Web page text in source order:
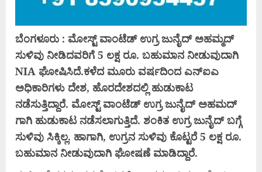
ಬೆಂಗಳೂರು : ಮೋಸ್ಟ್‌ ವಾಂಟೆಡ್‌ ಉಗ್ರ ಜುನೈದ್‌ ಅಹಮ್ಮದ್‌
ಸುಳಿವು ನೀಡಿದವರಿಗೆ 5 ಲಕ್ಷ ರೂ. ಬಹುಮಾನ ನೀಡುವುದಾಗಿ
NIA ಘೋಷಿಸಿದೆ.ಕಳೆದ ಮೂರು ವರ್ಷದಿಂದ ಎನ್‌ಐಎ
ಅಧಿಕಾರಿಗಳು ದೇಶ, ಹೊರದೇಶದಲ್ಲಿ ಹುಡುಕಾಟ
ನಡೆಸುತ್ತಿದ್ದಾರೆ. ಮೋಸ್ಟ್ ವಾಂಟೆಡ್ ಉಗ್ರ ಜುನೈದ್ ಅಹಮದ್
ಗಾಗಿ ಹುಡುಕಾಟ ನಡೆಸಲಾಗುತ್ತಿದೆ. ಶಂಕಿತ ಉಗ್ರ ಜುನೈದ್ ಬಗ್ಗೆ
ಸುಳಿವು ಸಿಕ್ಕಿಲ್ಲ. ಹಾಗಾಗಿ, ಉಗ್ರನ ಸುಳಿವು ಕೊಟ್ಟರೆ 5 ಲಕ್ಷ ರೂ.
ಬಹುಮಾನ ನೀಡುವುದಾಗಿ ಘೋಷಣೆ ಮಾಡಿದ್ದಾರೆ.